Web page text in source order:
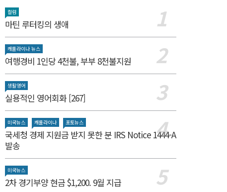
컬럼
마틴 루터킹의 생애
캐롤라이나 뉴스
여행경비 1인당 4천불, 부부 8천불지원
생활영어
실용적인 영어회화 [267]
미국뉴스 캐롤라이나 포토뉴스
국세청 경제 지원금 받지 못한 분 IRS Notice 1444-A
발송
미국뉴스
2차 경기부양 현금 $1,200. 9월 지급